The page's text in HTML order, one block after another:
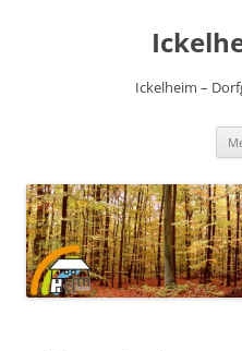
Ickelheim –